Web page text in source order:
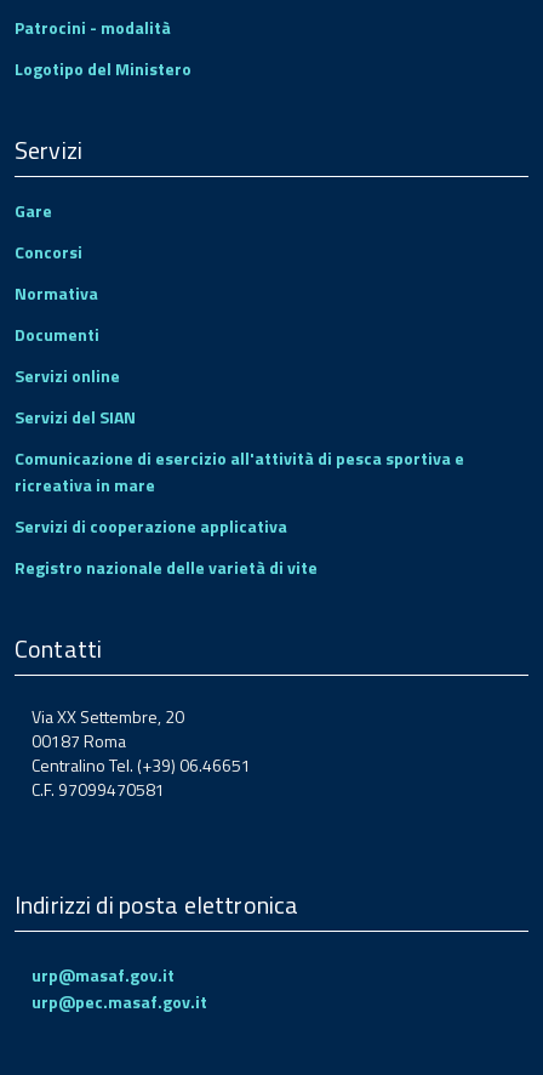
Patrocini - modalità
Logotipo del Ministero
Servizi
Gare
Concorsi
Normativa
Documenti
Servizi online
Servizi del SIAN
Comunicazione di esercizio all'attività di pesca sportiva e
ricreativa in mare
Servizi di cooperazione applicativa
Registro nazionale delle varietà di vite
Contatti
Via XX Settembre, 20
00187 Roma
Centralino Tel. (+39) 06.46651
C.F. 97099470581
Indirizzi di posta elettronica
urp@masaf.gov.it
urp@pec.masaf.gov.it